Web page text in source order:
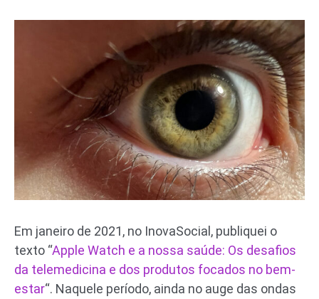
Em janeiro de 2021, no InovaSocial, publiquei o
texto “Apple Watch e a nossa saúde: Os desafios
da telemedicina e dos produtos focados no bem-
estar“. Naquele período, ainda no auge das ondas